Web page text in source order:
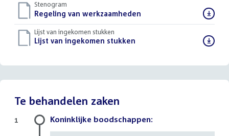
Stenogram
Download
bestand:
Regeling van werkzaamheden
Lijst van ingekomen stukken
Download
Lijst van ingekomen stukken
Te behandelen zaken
Koninklijke boodschappen:
1